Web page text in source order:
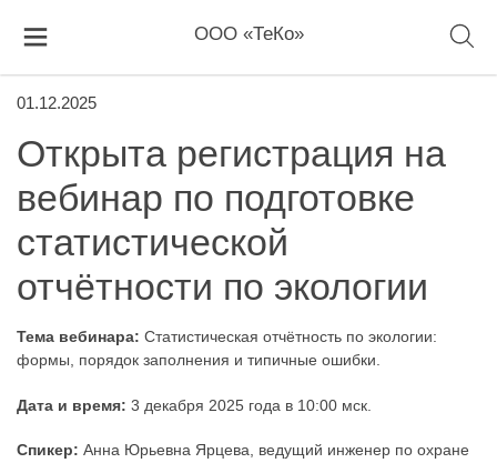
ООО «ТеКо»
01.12.2025
Открыта регистрация на
вебинар по подготовке
статистической
отчётности по экологии
Тема вебинара: Статистическая отчётность по экологии:
формы, порядок заполнения и типичные ошибки.
Дата и время: 3 декабря 2025 года в 10:00 мск.
Спикер: Анна Юрьевна Ярцева, ведущий инженер по охране